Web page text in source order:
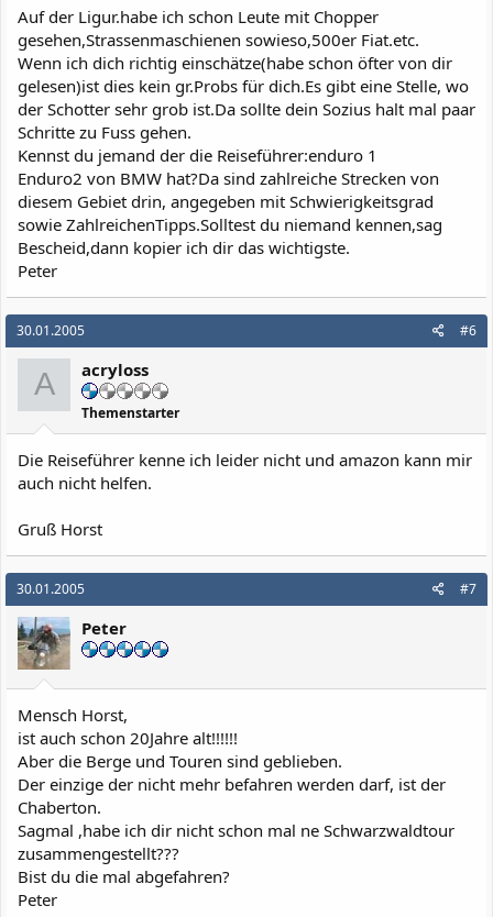
Auf der Ligur.habe ich schon Leute mit Chopper
gesehen,Strassenmaschienen sowieso,500er Fiat.etc.
Wenn ich dich richtig einschätze(habe schon öfter von dir
gelesen)ist dies kein gr.Probs für dich.Es gibt eine Stelle, wo
der Schotter sehr grob ist.Da sollte dein Sozius halt mal paar
Schritte zu Fuss gehen.
Kennst du jemand der die Reiseführer:enduro 1
Enduro2 von BMW hat?Da sind zahlreiche Strecken von
diesem Gebiet drin, angegeben mit Schwierigkeitsgrad
sowie ZahlreichenTipps.Solltest du niemand kennen,sag
Bescheid,dann kopier ich dir das wichtigste.
Peter
30.01.2005 #6
A acryloss
Themenstarter
Die Reiseführer kenne ich leider nicht und amazon kann mir
auch nicht helfen.
Gruß Horst
30.01.2005 #7
Peter
Mensch Horst,
ist auch schon 20Jahre alt!!!!!!
Aber die Berge und Touren sind geblieben.
Der einzige der nicht mehr befahren werden darf, ist der
Chaberton.
Sagmal ,habe ich dir nicht schon mal ne Schwarzwaldtour
zusammengestellt???
Bist du die mal abgefahren?
Peter